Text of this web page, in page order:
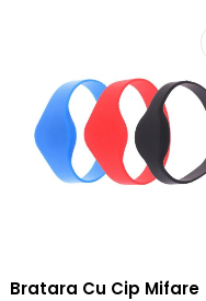
Bratara Cu Cip Mifare